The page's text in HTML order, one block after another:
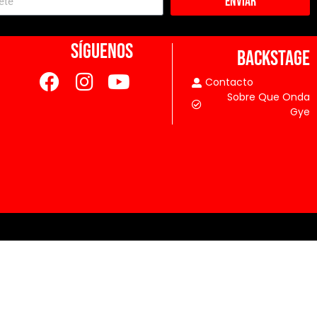
SÍGUENOS BACKSTAGE
Contacto
Sobre Que Onda
Gye